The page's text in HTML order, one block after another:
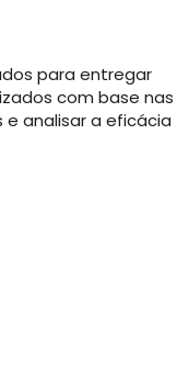
para entregar
com base nas
analisar a eficácia